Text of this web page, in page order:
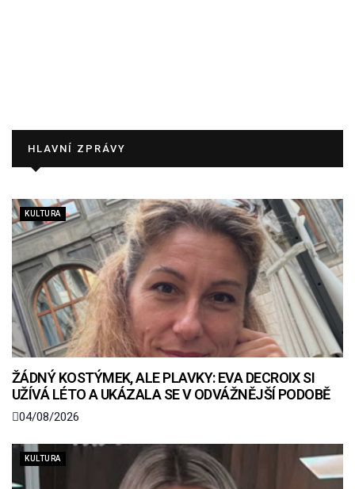
HLAVNÍ ZPRÁVY
KULTURA
ŽÁDNÝ KOSTÝMEK, ALE PLAVKY: EVA DECROIX SI
UŽÍVÁ LÉTO A UKÁZALA SE V ODVÁŽNĚJŠÍ PODOBĚ
04/08/2026
KULTURA